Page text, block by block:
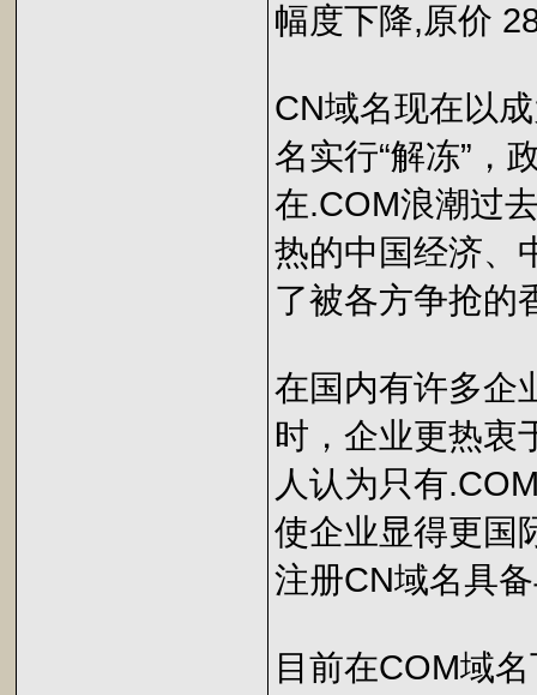
幅度下降,原价
CN域名现在以
名实行“解冻”，
在.COM浪潮过
热的中国经济、
了被各方争抢的
在国内有许多企
时，企业更热衷
人认为只有
使企业显得更国
注册CN域名具
目前在COM域